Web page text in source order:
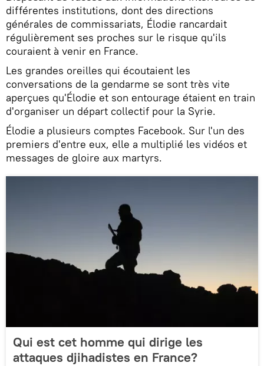
différentes institutions, dont des directions
générales de commissariats, Élodie rancardait
régulièrement ses proches sur le risque qu'ils
couraient à venir en France.
Les grandes oreilles qui écoutaient les
conversations de la gendarme se sont très vite
aperçues qu'Élodie et son entourage étaient en train
d'organiser un départ collectif pour la Syrie.
Élodie a plusieurs comptes Facebook. Sur l'un des
premiers d'entre eux, elle a multiplié les vidéos et
messages de gloire aux martyrs.
Qui est cet homme qui dirige les
attaques djihadistes en France?